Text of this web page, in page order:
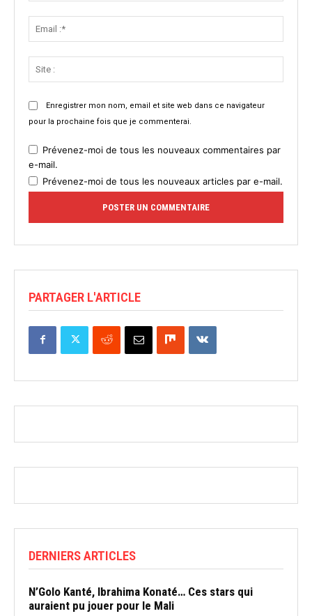
Enregistrer mon nom, email et site web dans ce navigateur
pour la prochaine fois que je commenterai.
Prévenez-moi de tous les nouveaux commentaires par
e-mail.
Prévenez-moi de tous les nouveaux articles par e-mail.
PARTAGER L'ARTICLE
DERNIERS ARTICLES
N’Golo Kanté, Ibrahima Konaté… Ces stars qui
auraient pu jouer pour le Mali